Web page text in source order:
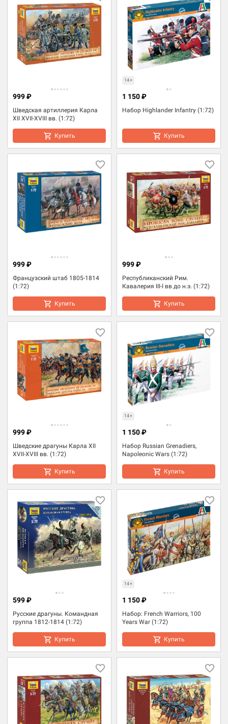
Шведская артиллерия Карла
XII XVII-XVIII вв. (1:72)
999 ₽
Купить
14+
Набор Highlander Infantry (1:72)
1 150 ₽
Купить
Французский штаб 1805-1814
(1:72)
999 ₽
Купить
Республиканский Рим.
Кавалерия III-I вв до н.э. (1:72)
999 ₽
Купить
Шведские драгуны Карла XII
XVII-XVIII вв. (1:72)
999 ₽
Купить
14+
Набор Russian Grenadiers,
Napoleonic Wars (1:72)
1 150 ₽
Купить
Русские драгуны. Командная
группа 1812-1814 (1:72)
599 ₽
Купить
14+
Набор: French Warriors, 100
Years War (1:72)
1 150 ₽
Купить